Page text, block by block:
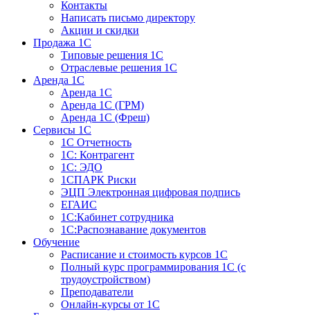
Контакты
Написать письмо директору
Акции и скидки
Продажа 1С
Типовые решения 1С
Отраслевые решения 1С
Аренда 1С
Аренда 1С
Аренда 1С (ГРМ)
Аренда 1С (Фреш)
Сервисы 1С
1С Отчетность
1С: Контрагент
1С: ЭДО
1СПАРК Риски
ЭЦП Электронная цифровая подпись
ЕГАИС
1С:Кабинет сотрудника
1С:Распознавание документов
Обучение
Расписание и стоимость курсов 1С
Полный курс программирования 1С (с
трудоустройством)
Преподаватели
Онлайн-курсы от 1С